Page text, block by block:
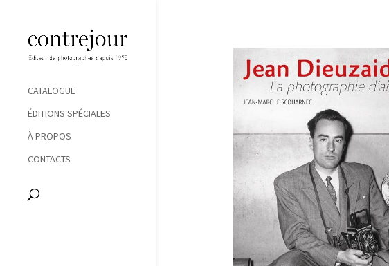
CATALOGUE
ÉDITIONS SPÉCIALES
À PROPOS
CONTACTS